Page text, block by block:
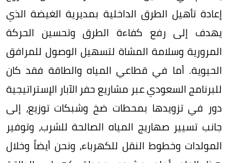
إعادة تأهيل الطرق الداخلية بمديرية الغيضة الذي
يهدف إلى رفع كفاءة الطرق وتحسين الحركة
المرورية وسلامة المشاة لتسهيل الوصول للمرافق
الحيوية. أما في قطاعي المياه والطاقة فقد كان
للبرنامج السعودي عبر مشاريع حفر الآبار الإستراتيجية
دور في تزويدها بمحطات ضخ وشبكات توزيع، إلى
جانب تسيير صهاريج المياه الصالحة للشرب، وتوفير
المولدات وخطوط النقل للكهرباء، ونحن أيضاً وخلال